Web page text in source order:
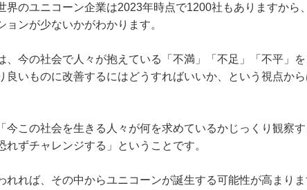
界のユニコーン企業は2023年時点で1200社もありますから
ョンが少ないかがわかります。
、今の社会で人々が抱えている「不満」「不足」「不平」を
良いものに改善するにはどうすればいいか、という視点か
今この社会を生きる人々が何を求めているかじっくり観察
れずチャレンジする」ということです。
れれば、その中からユニコーンが誕生する可能性が高まり